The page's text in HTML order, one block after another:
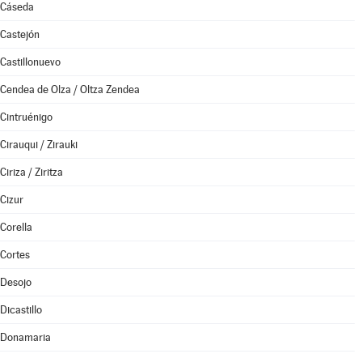
Cáseda
Castejón
Castillonuevo
Cendea de Olza / Oltza Zendea
Cintruénigo
Cirauqui / Zirauki
Ciriza / Ziritza
Cizur
Corella
Cortes
Desojo
Dicastillo
Donamaria